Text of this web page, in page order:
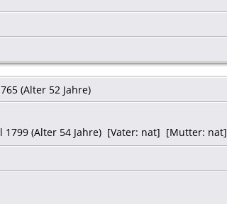
(Alter 52 Jahre)
1799 (Alter 54 Jahre) [Vater: nat] [Mutter: nat]